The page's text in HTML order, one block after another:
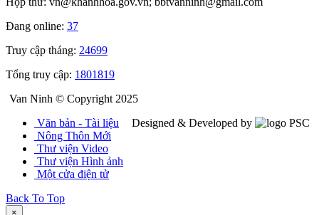
Đang online: 37
Truy cập tháng: 24699
Tổng truy cập: 1801819
Van Ninh © Copyright 2025
Designed & Developed by
Văn bản - Tài liệu
Nông Thôn Mới
Thư viện Video
Thư viện Hình ảnh
Một cửa điện tử
Back To Top
×